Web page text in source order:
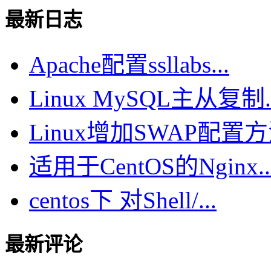
最新日志
Apache配置ssllabs...
Linux MySQL主从复制
Linux增加SWAP配置
适用于CentOS的
centos下 对Shell/...
最新评论